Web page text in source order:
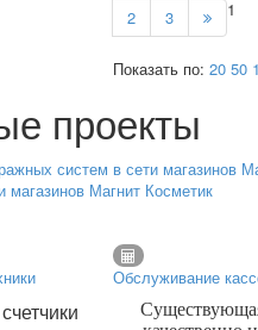
1
2 3
Показать по: 20 50
проекты
магазинов Магнит Косметик
Обслуживание